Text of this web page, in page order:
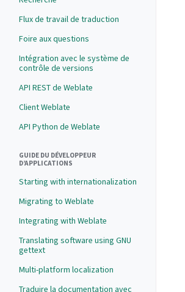
Flux de travail de traduction
Foire aux questions
Intégration avec le système de
contrôle de versions
API REST de Weblate
Client Weblate
API Python de Weblate
GUIDE DU DÉVELOPPEUR
D’APPLICATIONS
Starting with internationalization
Migrating to Weblate
Integrating with Weblate
Translating software using GNU
gettext
Multi-platform localization
Traduire la documentation avec